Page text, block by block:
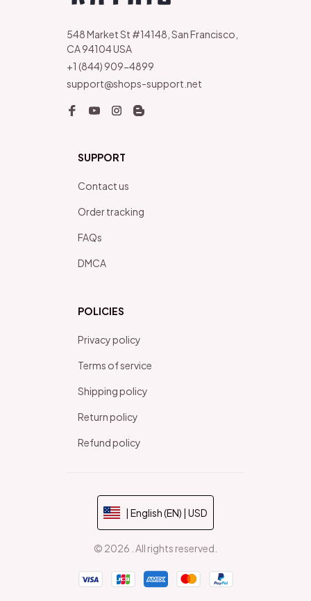
548 Market St #14148, San Francisco,
CA 94104 USA
+1 (844) 909-4899
support@shops-support.net
SUPPORT
Contact us
Order tracking
FAQs
DMCA
POLICIES
Privacy policy
Terms of service
Shipping policy
Return policy
Refund policy
| English (EN) | USD
© 2026 . All rights reserved.